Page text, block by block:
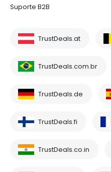
Suporte B2B
TrustDeals.at
TrustDeals.com.br
TrustDeals.de
TrustDeals.fi
TrustDeals.co.in